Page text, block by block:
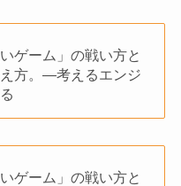
いゲーム」の戦い方と
方。—考えるエンジ
いゲーム」の戦い方と